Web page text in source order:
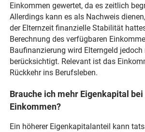
Einkommen gewertet, da es zeitlich
Allerdings kann es als Nachweis
der Elternzeit finanzielle Stabilität
Berechnung des verfügbaren
Baufinanzierung wird Elterngeld jedoch
berücksichtigt. Relevant ist das
Rückkehr ins Berufsleben.
Brauche ich mehr Eigenkapital
Einkommen?
Ein höherer Eigenkapitalanteil kann